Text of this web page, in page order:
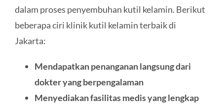
dalam proses penyembuhan kutil kelamin. Berikut
beberapa ciri klinik kutil kelamin terbaik di
Jakarta:
Mendapatkan penanganan langsung dari
dokter yang berpengalaman
Menyediakan fasilitas medis yang lengkap